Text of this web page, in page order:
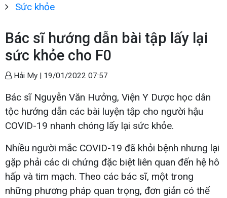
Sức khỏe
Bác sĩ hướng dẫn bài tập lấy lại
sức khỏe cho F0
Hải My | 19/01/2022 07:57
Bác sĩ Nguyễn Văn Hưởng, Viện Y Dược học dân
tộc hướng dẫn các bài luyện tập cho người hậu
COVID-19 nhanh chóng lấy lại sức khỏe.
Nhiều người mắc COVID-19 đã khỏi bệnh nhưng lại
gặp phải các di chứng đặc biệt liên quan đến hệ hô
hấp và tim mạch. Theo các bác sĩ, một trong
những phương pháp quan trọng, đơn giản có thể